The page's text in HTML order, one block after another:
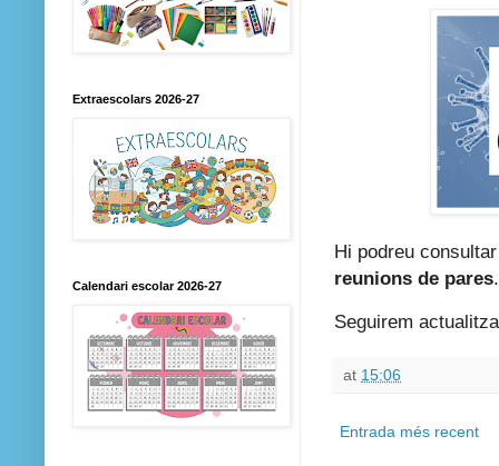
Hi podreu
reunions de pares.
Seguirem
at 15:06
Entrada més recent
Extraescolars 2026-27
Calendari escolar 2026-27